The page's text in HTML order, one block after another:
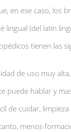
en ese caso, los
lingual (del latín
tienen las
de uso muy
puede hablar y
de cuidar,
menos